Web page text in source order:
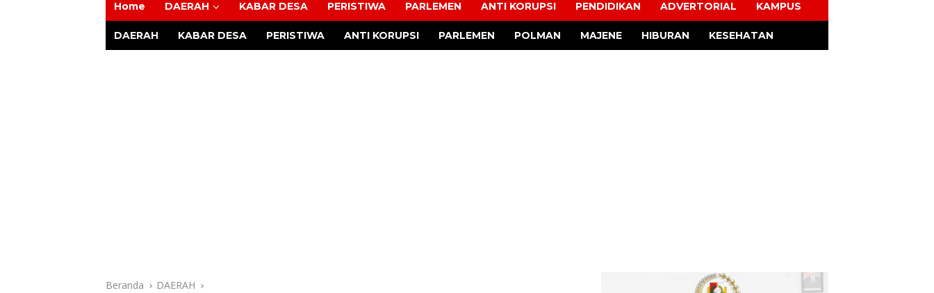
Home DAERAH KABAR DESA PERISTIWA PARLEMEN ANTI KORUPSI PENDIDIKAN ADVERTORIAL KAMPUS
DAERAH KABAR DESA PERISTIWA ANTI KORUPSI PARLEMEN POLMAN MAJENE HIBURAN KESEHATAN
Beranda DAERAH